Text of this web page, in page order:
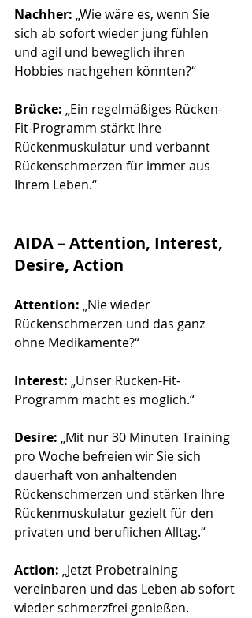
Nachher: „Wie wäre es, wenn Sie
sich ab sofort wieder jung fühlen
und agil und beweglich ihren
Hobbies nachgehen könnten?“
Brücke: „Ein regelmäßiges Rücken-
Fit-Programm stärkt Ihre
Rückenmuskulatur und verbannt
Rückenschmerzen für immer aus
Ihrem Leben.“
AIDA – Attention, Interest,
Desire, Action
Attention: „Nie wieder
Rückenschmerzen und das ganz
ohne Medikamente?“
Interest: „Unser Rücken-Fit-
Programm macht es möglich.“
Desire: „Mit nur 30 Minuten Training
pro Woche befreien wir Sie sich
dauerhaft von anhaltenden
Rückenschmerzen und stärken Ihre
Rückenmuskulatur gezielt für den
privaten und beruflichen Alltag.“
Action: „Jetzt Probetraining
vereinbaren und das Leben ab sofort
wieder schmerzfrei genießen.